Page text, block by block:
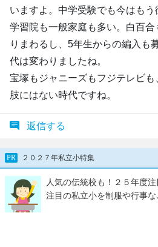
いますよ。中学受験でも今はもう
学習院も一般家庭も多い。白百
りまわるし、5年生からの編入も
代は変わりましたね。
宝塚もジャニーズもフジテレビ
肢にはない時代ですね。
返信する